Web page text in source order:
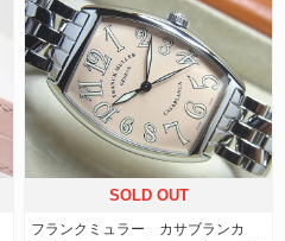
SOLD OUT
フランクミュラー カサブランカ